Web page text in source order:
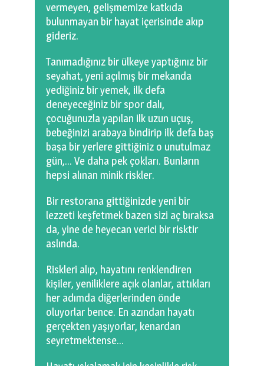
vermeyen, gelişmemize katkıda
bulunmayan bir hayat içerisinde akıp
gideriz.
Tanımadığınız bir ülkeye yaptığınız bir
seyahat, yeni açılmış bir mekanda
yediğiniz bir yemek, ilk defa
deneyeceğiniz bir spor dalı,
çocuğunuzla yapılan ilk uzun uçuş,
bebeğinizi arabaya bindirip ilk defa baş
başa bir yerlere gittiğiniz o unutulmaz
gün,… Ve daha pek çokları. Bunların
hepsi alınan minik riskler.
Bir restorana gittiğinizde yeni bir
lezzeti keşfetmek bazen sizi aç bıraksa
da, yine de heyecan verici bir risktir
aslında.
Riskleri alıp, hayatını renklendiren
kişiler, yeniliklere açık olanlar, attıkları
her adımda diğerlerinden önde
oluyorlar bence. En azından hayatı
gerçekten yaşıyorlar, kenardan
seyretmektense…